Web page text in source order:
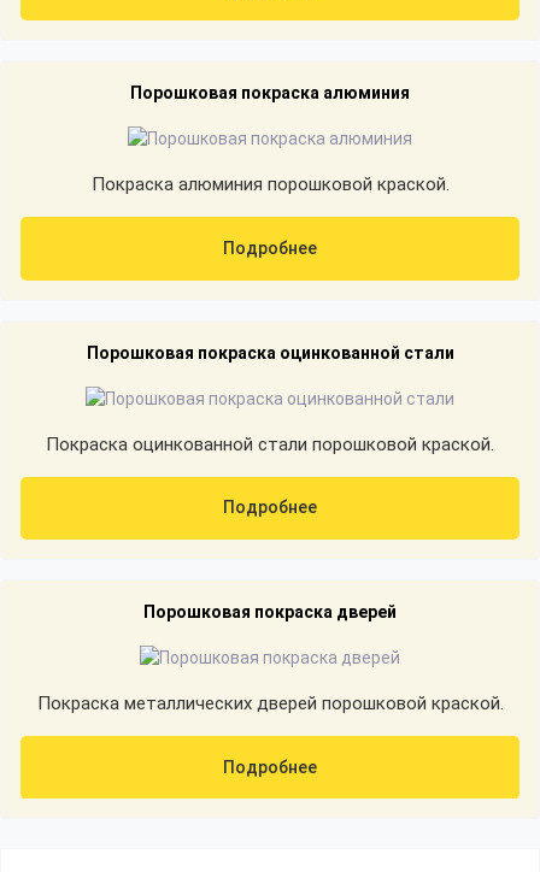
Порошковая покраска алюминия
Покраска алюминия порошковой краской.
Подробнее
Порошковая покраска оцинкованной стали
Покраска оцинкованной стали порошковой краской.
Подробнее
Порошковая покраска дверей
Покраска металлических дверей порошковой краской.
Подробнее